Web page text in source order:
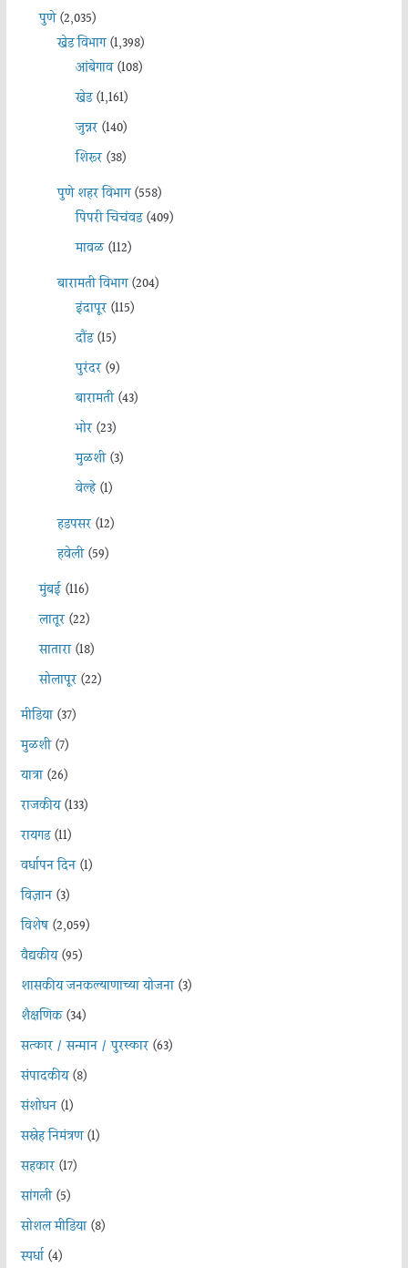
पुणे(2,035)
खेड विभाग(1,398)
आंबेगाव(108)
खेड(1,161)
जुन्नर(140)
शिरूर(38)
पुणे शहर विभाग(558)
पिंपरी चिचंवड(409)
मावळ(112)
बारामती विभाग(204)
इंदापूर(115)
दौंड(15)
पुरंदर(9)
बारामती(43)
भोर(23)
मुळशी(3)
वेल्हे(1)
हडपसर(12)
हवेली(59)
मुंबई(116)
लातूर(22)
सातारा(18)
सोलापूर(22)
मीडिया(37)
मुळशी(7)
यात्रा(26)
राजकीय(133)
रायगड(11)
वर्धापन दिन(1)
विज्ञान(3)
विशेष(2,059)
वैद्यकीय(95)
शासकीय जनकल्याणाच्या योजना(3)
शैक्षणिक(34)
सत्कार / सन्मान / पुरस्कार(63)
संपादकीय(8)
संशोधन(1)
सस्नेह निमंत्रण(1)
सहकार(17)
सांगली(5)
सोशल मीडिया(8)
स्पर्धा(4)